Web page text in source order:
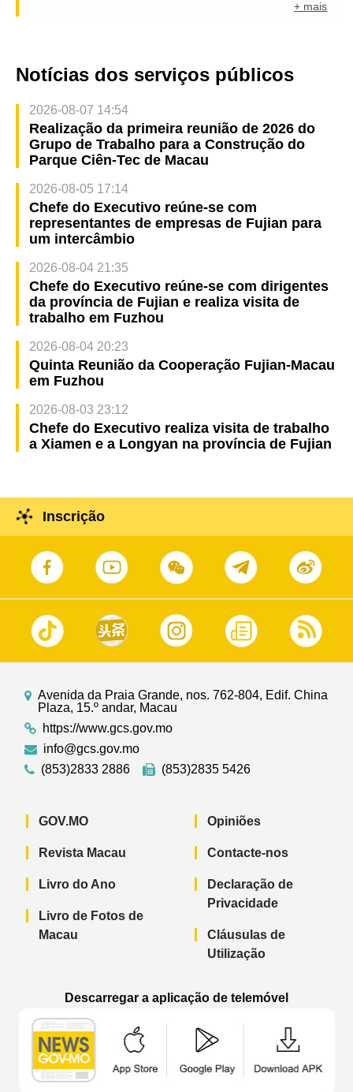
+ mais
Notícias dos serviços públicos
2026-08-07 14:54
Realização da primeira reunião de 2026 do
Grupo de Trabalho para a Construção do
Parque Ciên-Tec de Macau
2026-08-05 17:14
Chefe do Executivo reúne-se com
representantes de empresas de Fujian para
um intercâmbio
2026-08-04 21:35
Chefe do Executivo reúne-se com dirigentes
da província de Fujian e realiza visita de
trabalho em Fuzhou
2026-08-04 20:23
Quinta Reunião da Cooperação Fujian-Macau
em Fuzhou
2026-08-03 23:12
Chefe do Executivo realiza visita de trabalho
a Xiamen e a Longyan na província de Fujian
Inscrição
Avenida da Praia Grande, nos. 762-804, Edif. China
Plaza, 15.º andar, Macau
https://www.gcs.gov.mo
info@gcs.gov.mo
(853)2833 2886
(853)2835 5426
GOV.MO
Revista Macau
Livro do Ano
Livro de Fotos de
Macau
Opiniões
Contacte-nos
Declaração de
Privacidade
Cláusulas de
Utilização
Descarregar a aplicação de telemóvel